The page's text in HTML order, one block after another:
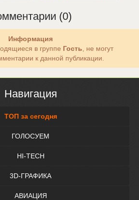
(0)
Информация
в группе Гость , не могут
к данной публикации.
Навигация
ТОП за сегодня
ГОЛОСУЕМ
HI-TECH
3D-ГРАФИКА
АВИАЦИЯ